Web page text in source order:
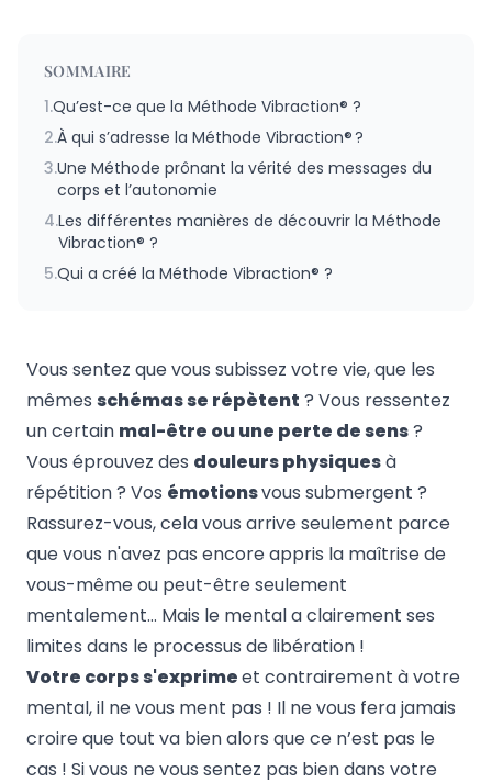
SOMMAIRE
1.Qu’est-ce que la Méthode Vibraction® ?
2.À qui s’adresse la Méthode Vibraction® ?
3.Une Méthode prônant la vérité des messages du
corps et l’autonomie
4.Les différentes manières de découvrir la Méthode
Vibraction® ?
5.Qui a créé la Méthode Vibraction® ?
Vous sentez que vous subissez votre vie, que les
mêmes schémas se répètent ? Vous ressentez
un certain mal-être ou une perte de sens?
Vous éprouvez des douleurs physiquesà
répétition ? Vos émotionsvous submergent ?
Rassurez-vous, cela vous arrive seulement parce
que vous n'avez pas encore appris la maîtrise de
vous-même ou peut-être seulement
mentalement… Mais le mental a clairement ses
limites dans le processus de libération !
Votre corps s'exprimeet contrairement à votre
mental, il ne vous ment pas ! Il ne vous fera jamais
croire que tout va bien alors que ce n’est pas le
cas ! Si vous ne vous sentez pas bien dans votre